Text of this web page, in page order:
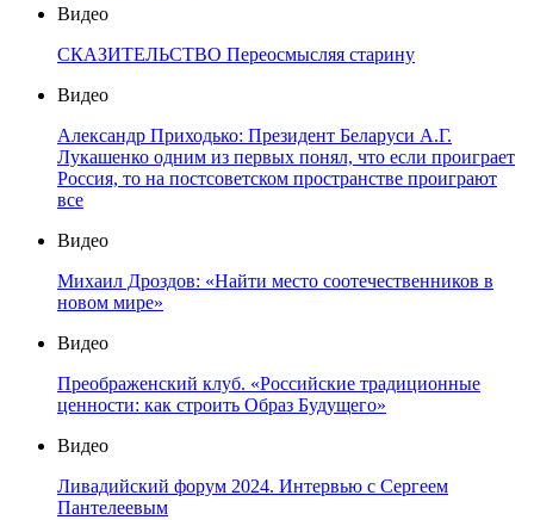
Видео
СКАЗИТЕЛЬСТВО Переосмысляя старину
Видео
Александр Приходько: Президент Беларуси А.Г.
Лукашенко одним из первых понял, что если проиграет
Россия, то на постсоветском пространстве проиграют
все
Видео
Михаил Дроздов: «Найти место соотечественников в
новом мире»
Видео
Преображенский клуб. «Российские традиционные
ценности: как строить Образ Будущего»
Видео
Ливадийский форум 2024. Интервью с Сергеем
Пантелеевым